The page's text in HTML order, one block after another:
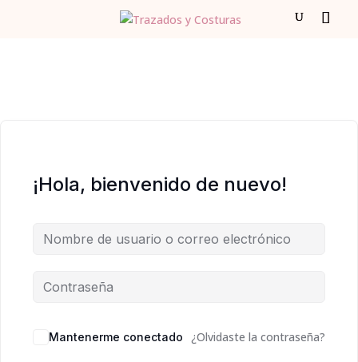
¡Hola, bienvenido de nuevo!
Mantenerme conectado ¿Olvidaste la contraseña?